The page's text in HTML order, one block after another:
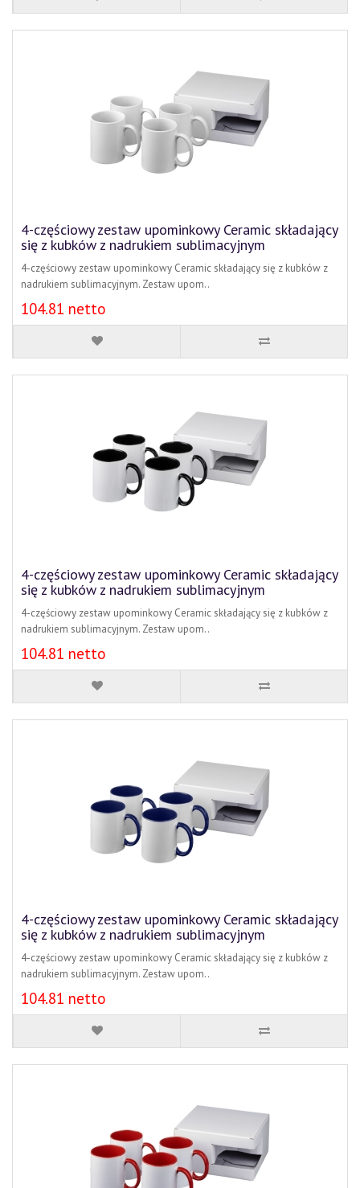
4-częściowy zestaw upominkowy Ceramic składający
się z kubków z nadrukiem sublimacyjnym
4-częściowy zestaw upominkowy Ceramic składający się z kubków z
nadrukiem sublimacyjnym. Zestaw upom..
104.81 netto
4-częściowy zestaw upominkowy Ceramic składający
się z kubków z nadrukiem sublimacyjnym
4-częściowy zestaw upominkowy Ceramic składający się z kubków z
nadrukiem sublimacyjnym. Zestaw upom..
104.81 netto
4-częściowy zestaw upominkowy Ceramic składający
się z kubków z nadrukiem sublimacyjnym
4-częściowy zestaw upominkowy Ceramic składający się z kubków z
nadrukiem sublimacyjnym. Zestaw upom..
104.81 netto